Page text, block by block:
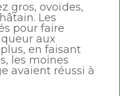
gros, ovoïdes,
Les
pour faire
aux
en faisant
les moines
avaient réussi à